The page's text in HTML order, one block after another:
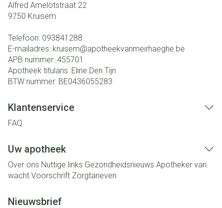
Alfred Amelotstraat 22
9750 Kruisem
Telefoon: 093841288
E-mailadres: kruisem@apotheekvanmeirhaeghe.be
APB nummer: 455701
Apotheek titularis: Eline Den Tijn
BTW nummer: BE0436055283
Klantenservice
FAQ
Uw apotheek
Over ons Nuttige links Gezondheidsnieuws Apotheker van
wacht Voorschrift Zorgtarieven
Nieuwsbrief